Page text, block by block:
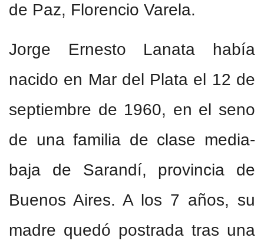
de Paz, Florencio Varela.
Jorge Ernesto Lanata había
nacido en Mar del Plata el 12 de
septiembre de 1960, en el seno
de una familia de clase media-
baja de Sarandí, provincia de
Buenos Aires. A los 7 años, su
madre quedó postrada tras una